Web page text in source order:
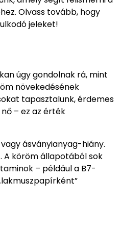
Olvass tovább, hogy
jeleket!
úgy gondolnak rá, mint
növekedésének
tapasztalunk, érdemes
– ez az érték
ásványianyag-hiány.
A köröm állapotából sok
– például a B7-